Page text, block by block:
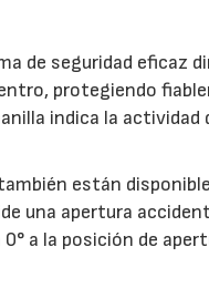
de seguridad eficaz
protegiendo
indica la
están
una apertura
a la posición de